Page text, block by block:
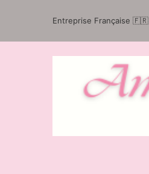
Entreprise Française 🇫🇷